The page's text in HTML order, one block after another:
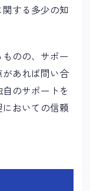
する多少の知
のの、サポー
があれば問い合
のサポートを
おいての信頼